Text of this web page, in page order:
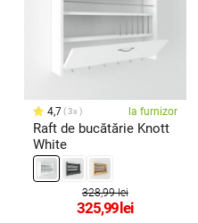
4,7 3x la furnizor
Raft de bucătărie Knott
White
328,99 lei
325,99 lei